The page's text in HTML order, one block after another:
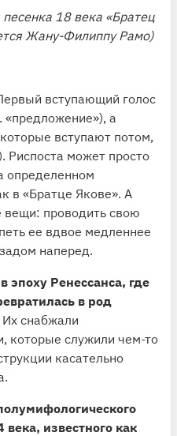
18 века «Братец
Жану-Филиппу Рамо)
вступающий голос
«предложение»), а
вступают потом,
Риспоста может просто
определенном
в «Братце Якове». А
вещи: проводить свою
ее вдвое медленнее
наперед.
Ренессанса, где
в род
Их снабжали
которые служили чем-то
касательно
известного как